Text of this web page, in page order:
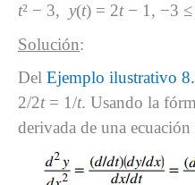
t² − 3, y(t) = 2t− 1, −3 ≤
Solución:
Del Ejemplo ilustrativo
2/2t= 1/t. Usando la
derivada de una